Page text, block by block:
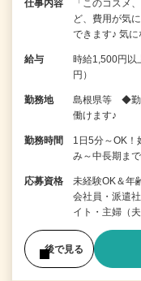
仕事内容
「このコスメ
ど、費用が気
できます♪ 気
給与
時給1,500円以
円）
勤務地
島根県等 ◆勤
働けます♪
勤務時間
1日5分～OK
み～中長期ま
応募資格
未経験OK＆年
会社員・派遣
イト・主婦（
後で見る